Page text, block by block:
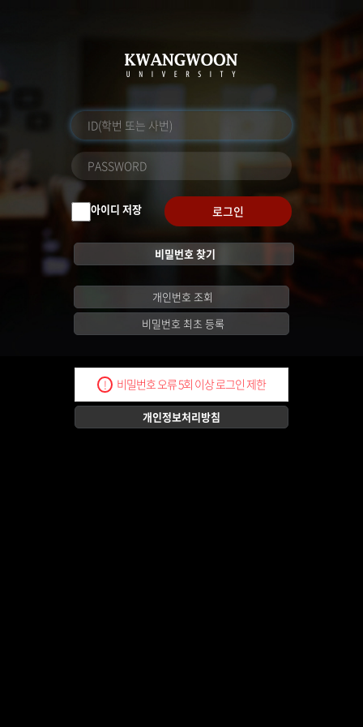
아이디 저장 로그인
비밀번호 찾기
개인번호 조회
비밀번호 최초 등록
! 비밀번호 오류 5회 이상 로그인 제한
개인정보처리방침